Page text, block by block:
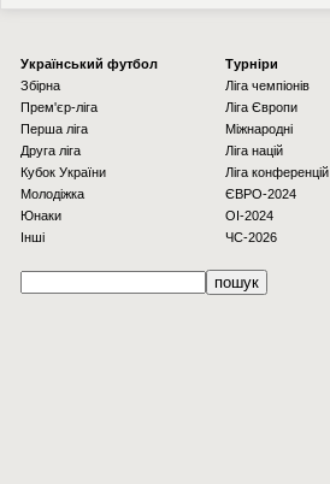
Українcький футбол
Збірна
Прем'єр-ліга
Перша ліга
Друга ліга
Кубок України
Молодіжка
Юнаки
Інші
Турніри
Ліга чемпіонів
Ліга Європи
Міжнародні
Ліга націй
Ліга конференцій
ЄВРО-2024
OI-2024
ЧС-2026